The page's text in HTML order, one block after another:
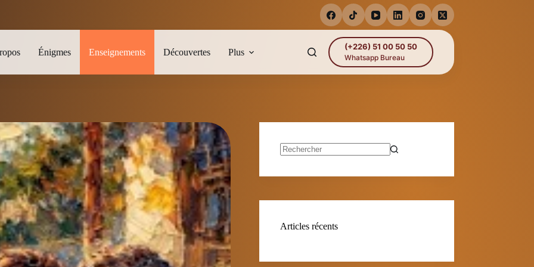
Énigmes Enseignements Découvertes Plus
(+226) 51 00 50 50
Whatsapp Bureau
Articles récents